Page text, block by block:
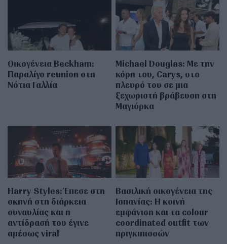
Οικογένεια Beckham:
Παραλίγο reunion στη
Νότια Γαλλία
Michael Douglas: Με την
κόρη του, Carys, στο
πλευρό του σε μια
ξεχωριστή βράβευση στη
Μαγιόρκα
Harry Styles: Έπεσε στη
σκηνή στη διάρκεια
συναυλίας και η
αντίδρασή του έγινε
αμέσως viral
Βασιλική οικογένεια της
Ισπανίας: Η κοινή
εμφάνιση και τα colour
coordinated outfit των
πριγκιπισσών